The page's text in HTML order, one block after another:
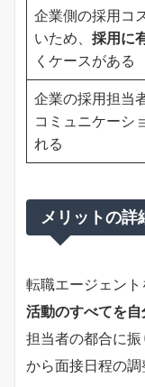
企業側の採用コ
いため、 採用に
くケースがある
企業の採用担当
コミュニケーシ
れる
メリットの詳
転職エージェント
活動のすべてを
担当者の都合に
から面接日程の